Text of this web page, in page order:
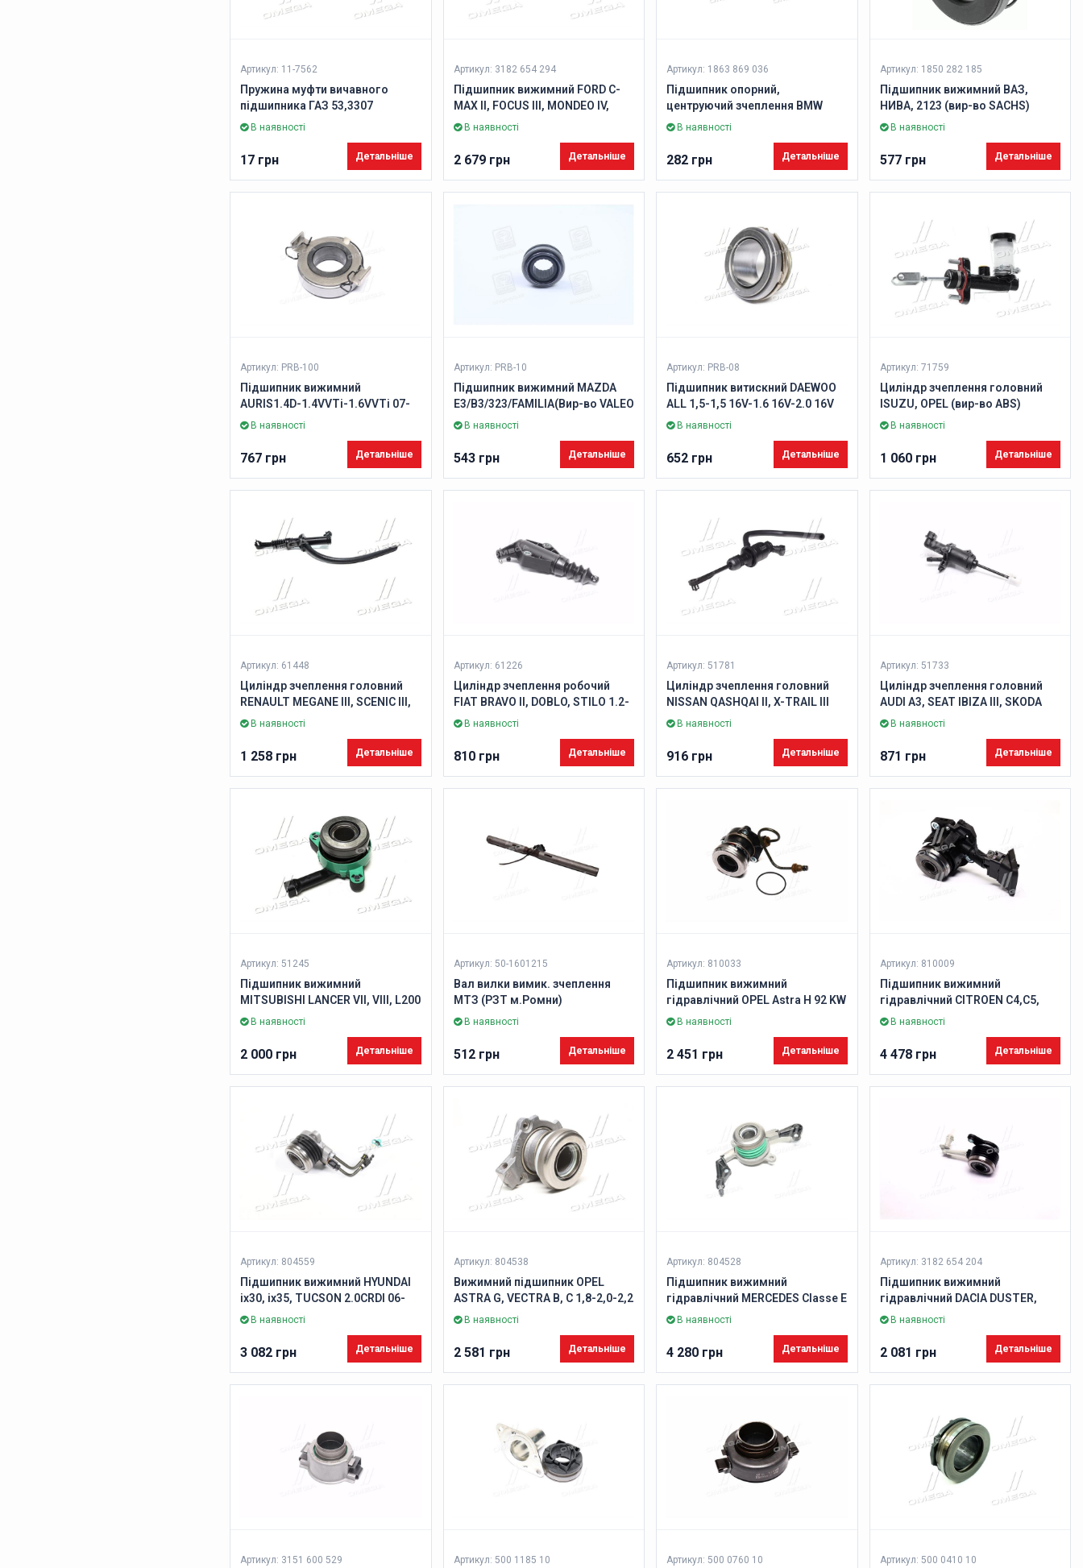
Артикул: 11-7562
Пружина муфти вичавного
підшипника ГАЗ 53,3307
(DETALKA)
В наявності
17 грн Детальніше
Артикул: 3182 654 294
Підшипник вижимний FORD C-
MAX II, FOCUS III, MONDEO IV,
GRAND C-MAX (вир-во SACHS)
В наявності
2 679 грн Детальніше
Артикул: 1863 869 036
Підшипник опорний,
центруючий зчеплення BMW
3(E46) 99- (Вир-во SACHS)
В наявності
282 грн Детальніше
Артикул: 1850 282 185
Підшипник вижимний ВАЗ,
НИВА, 2123 (вир-во SACHS)
В наявності
577 грн Детальніше
Артикул: PRB-100
Підшипник вижимний
AURIS1.4D-1.4VVTi-1.6VVTi 07-
16, YARIS1.3 16V-1.4D-1.5VVTi
В наявності
767 грн Детальніше
Артикул: PRB-10
Підшипник вижимний MAZDA
E3/B3/323/FAMILIA(Вир-во VALEO
PHC)
В наявності
543 грн Детальніше
Артикул: PRB-08
Підшипник витискний DAEWOO
ALL 1,5-1,5 16V-1.6 16V-2.0 16V
95- (вир-во VALEO PHC)
В наявності
652 грн Детальніше
Артикул: 71759
Циліндр зчеплення головний
ISUZU, OPEL (вир-во ABS)
В наявності
1 060 грн Детальніше
Артикул: 61448
Циліндр зчеплення головний
RENAULT MEGANE III, SCENIC III,
GRAND SCENIC III (Вир-во ABS)
В наявності
1 258 грн Детальніше
Артикул: 61226
Циліндр зчеплення робочий
FIAT BRAVO II, DOBLO, STILO 1.2-
1.6 16V 99-(Вир-во ABS)
В наявності
810 грн Детальніше
Артикул: 51781
Циліндр зчеплення головний
NISSAN QASHQAI II, X-TRAIL III
(вир-во ABS)
В наявності
916 грн Детальніше
Артикул: 51733
Циліндр зчеплення головний
AUDI A3, SEAT IBIZA III, SKODA
ROOMSTER 1.2-1.9TDI 96- (Вир-
В наявності
871 грн Детальніше
Артикул: 51245
Підшипник вижимний
MITSUBISHI LANCER VII, VIII, L200
/ TRITON, PEUGEOT 4007, 4008,
В наявності
2 000 грн Детальніше
Артикул: 50-1601215
Вал вилки вимик. зчеплення
МТЗ (РЗТ м.Ромни)
В наявності
512 грн Детальніше
Артикул: 810033
Підшипник вижимний
гідравлічний OPEL Astra H 92 KW
125 PS 1686ccm Diesel 02.2007 -
В наявності
2 451 грн Детальніше
Артикул: 810009
Підшипник вижимний
гідравлічний CITROEN C4,C5,
BERLINGO 1,6HD-2,0HDi 06- (Вир-
В наявності
4 478 грн Детальніше
Артикул: 804559
Підшипник вижимний HYUNDAI
ix30, ix35, TUCSON 2.0CRDI 06-
(Вир-во VALEO)
В наявності
3 082 грн Детальніше
Артикул: 804538
Вижимний підшипник OPEL
ASTRA G, VECTRA B, C 1,8-2,0-2,2
95- (Вир-во VALEO)
В наявності
2 581 грн Детальніше
Артикул: 804528
Підшипник вижимний
гідравлічний MERCEDES Classe E
3.0 Diesel 9/2009-> (Вир-во
В наявності
4 280 грн Детальніше
Артикул: 3182 654 204
Підшипник вижимний
гідравлічний DACIA DUSTER,
RENAULT MEGANE II-III 1,5dCI 01-
В наявності
2 081 грн Детальніше
Артикул: 3151 600 529 Артикул: 500 1185 10 Артикул: 500 0760 10 Артикул: 500 0410 10